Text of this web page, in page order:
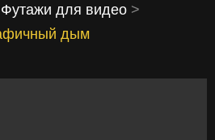
Футажи для видео >
дым